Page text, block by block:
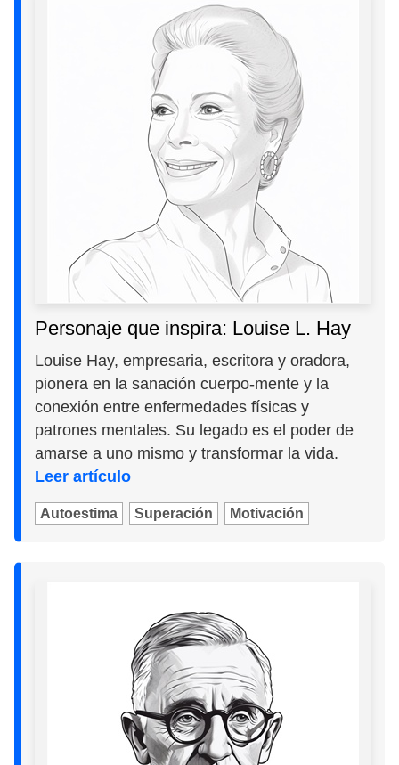
Personaje que inspira: Louise L. Hay
Louise Hay, empresaria, escritora y oradora,
pionera en la sanación cuerpo-mente y la
conexión entre enfermedades físicas y
patrones mentales. Su legado es el poder de
amarse a uno mismo y transformar la vida.
Leer artículo
Autoestima Superación Motivación